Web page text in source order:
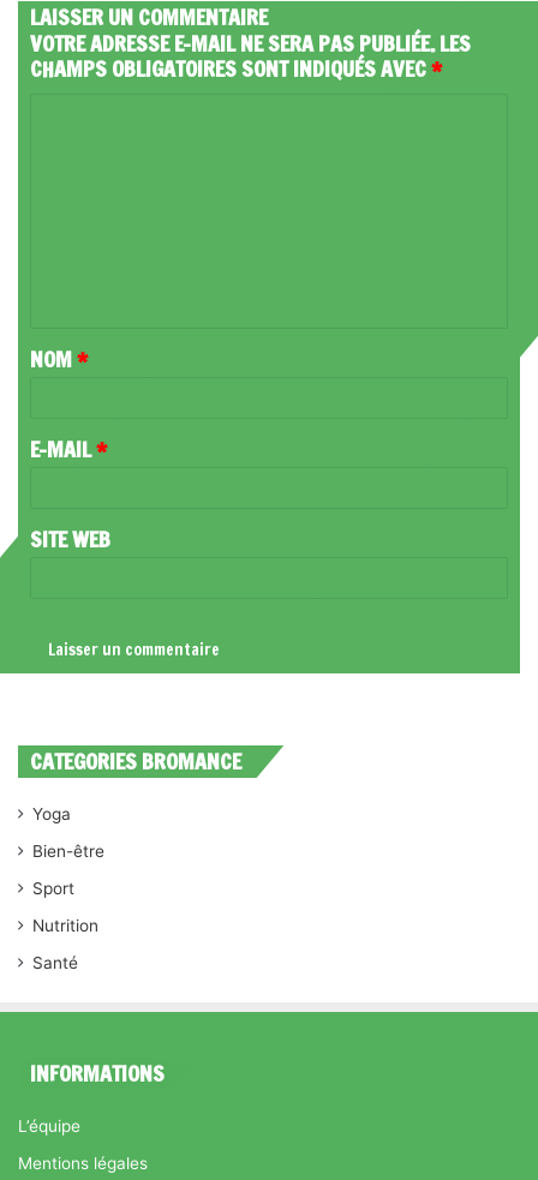
LAISSER UN COMMENTAIRE
VOTRE ADRESSE E-MAIL NE SERA PAS PUBLIÉE.LES
CHAMPS OBLIGATOIRES SONT INDIQUÉS AVEC*
A
R
NOM*
E-MAIL*
SITE WEB
CATEGORIES BROMANCE
Yoga
Bien-être
Sport
Nutrition
Santé
INFORMATIONS
L’équipe
Mentions légales